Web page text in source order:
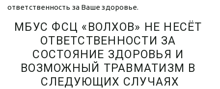
ответственность за Ваше здоровье.
МБУС ФСЦ «ВОЛХОВ» НЕ НЕСЁТ
ОТВЕТСТВЕННОСТИ ЗА
СОСТОЯНИЕ ЗДОРОВЬЯ И
ВОЗМОЖНЫЙ ТРАВМАТИЗМ В
СЛЕДУЮЩИХ СЛУЧАЯХ